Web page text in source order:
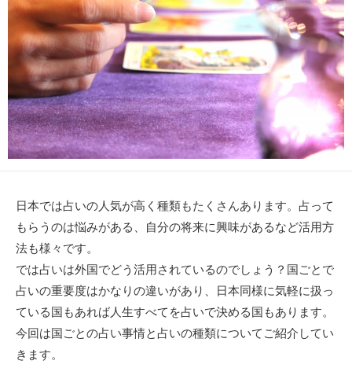
日本では占いの人気が高く種類もたくさんあります。占って
もらうのは悩みがある、自分の将来に興味があるなど活用方
法も様々です。
では占いは外国でどう活用されているのでしょう？国ごとで
占いの重要度はかなりの違いがあり、日本同様に気軽に扱っ
ている国もあれば人生すべてを占いで決める国もあります。
今回は国ごとの占い事情と占いの種類についてご紹介してい
きます。